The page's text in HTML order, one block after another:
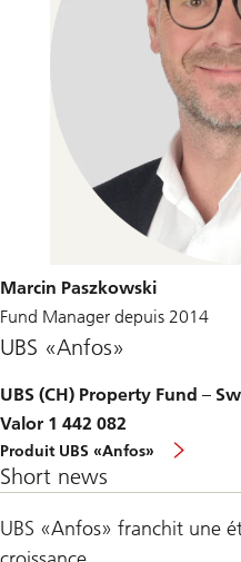
Marcin Paszkowski
Fund Manager depuis 2014
UBS «Anfos»
UBS (CH) Property Fund –
Valor 1 442 082
Produit UBS «Anfos»
Short news
UBS «Anfos» franchit une